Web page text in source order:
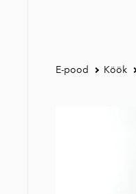
E-pood Köök